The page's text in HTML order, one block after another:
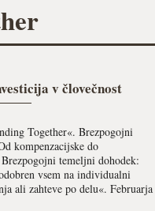
v človečnost
Together«. Brezpogojni
kompenzacijske do
temeljni dohodek:
vsem na individualni
ali zahteve po delu«. Februarja